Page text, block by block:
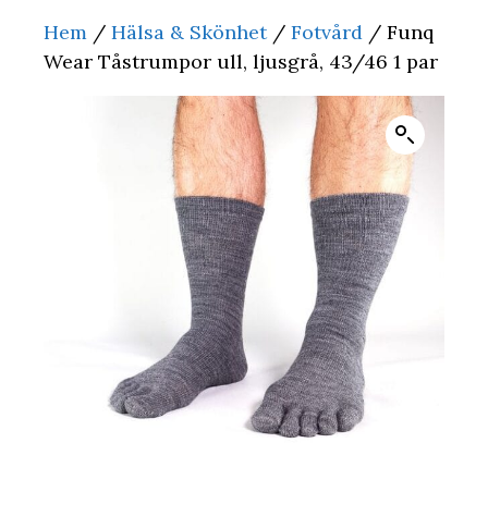
Hem / Hälsa & Skönhet/ Fotvård / Funq
Wear Tåstrumpor ull, ljusgrå, 43/46 1 par